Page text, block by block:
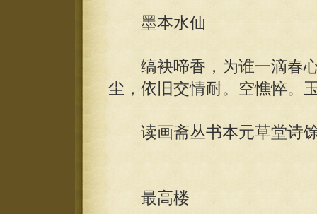
墨本水仙
缟袂啼香，为谁一滴春心
尘，依旧交情耐。空憔悴。
读画斋丛书本元草堂诗
最高楼